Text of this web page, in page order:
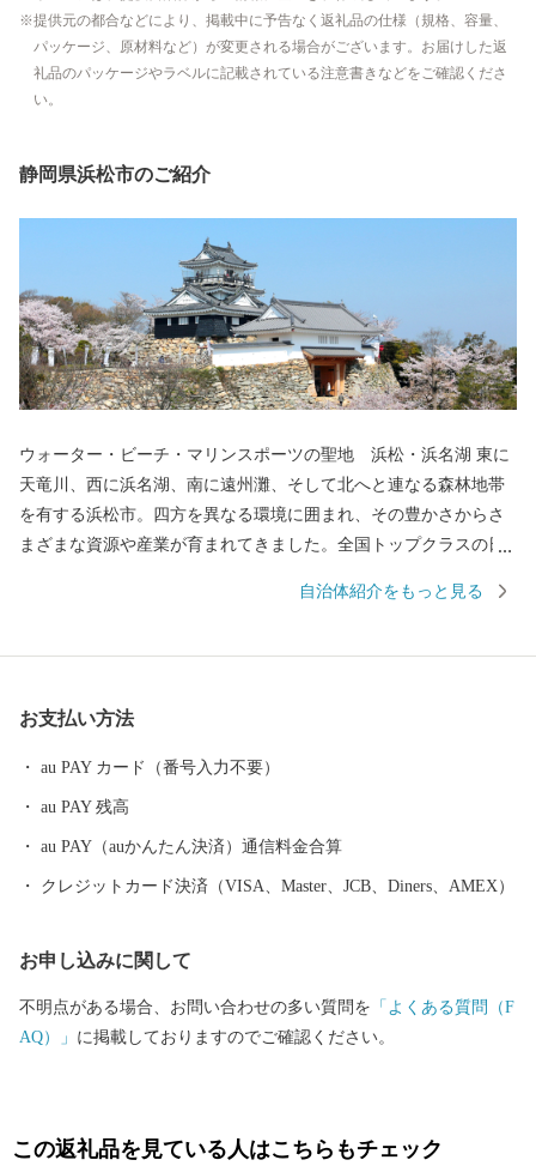
提供元の都合などにより、掲載中に予告なく返礼品の仕様（規格、容量、
パッケージ、原材料など）が変更される場合がございます。お届けした返
礼品のパッケージやラベルに記載されている注意書きなどをご確認くださ
い。
静岡県浜松市のご紹介
ウォーター・ビーチ・マリンスポーツの聖地 浜松・浜名湖 東に
天竜川、西に浜名湖、南に遠州灘、そして北へと連なる森林地帯
を有する浜松市。四方を異なる環境に囲まれ、その豊かさからさ
まざまな資源や産業が育まれてきました。全国トップクラスの日
ほか、楽器やオートバイ、繊維、食品など、ものづくりの街は生
まなウォーター・ビーチ・マリンスポーツを楽しむことができ、
自治体紹介をもっと見る
お支払い方法
au PAY カード（番号入力不要）
au PAY 残高
au PAY（auかんたん決済）通信料金合算
クレジットカード決済（VISA、Master、JCB、Diners、AMEX）
お申し込みに関して
不明点がある場合、お問い合わせの多い質問を 「よくある質問（F
AQ）」 に掲載しておりますのでご確認ください。
この返礼品を見ている人はこちらもチェック